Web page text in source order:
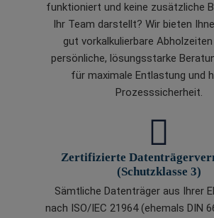
funktioniert und keine zusätzliche
Ihr Team darstellt? Wir bieten
gut vorkalkulierbare Abholzeiten
persönliche, lösungsstarke
für maximale Entlastung und
Prozesssicherheit.
Zertifizierte
(Schutzklasse 3)
Sämtliche Datenträger aus Ihrer
nach ISO/IEC 21964 (ehemals DIN